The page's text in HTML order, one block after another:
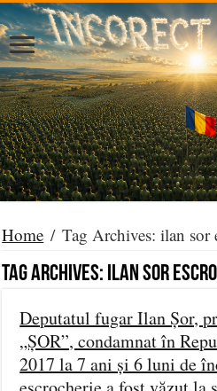
Home / Tag Archives: ilan sor
Tag Archives: ilan sor
Deputatul fugar Ilan Șor,
„ȘOR”, condamnat în
2017 la 7 ani și 6 luni de